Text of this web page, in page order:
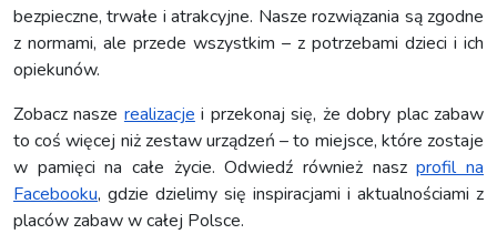
bezpieczne, trwałe i atrakcyjne. Nasze rozwiązania są zgodne
z normami, ale przede wszystkim – z potrzebami dzieci i ich
opiekunów.
Zobacz nasze realizacje i przekonaj się, że dobry plac zabaw
to coś więcej niż zestaw urządzeń – to miejsce, które zostaje
w pamięci na całe życie. Odwiedź również naszprofil na
Facebooku, gdzie dzielimy się inspiracjami i aktualnościami z
placów zabaw w całej Polsce.